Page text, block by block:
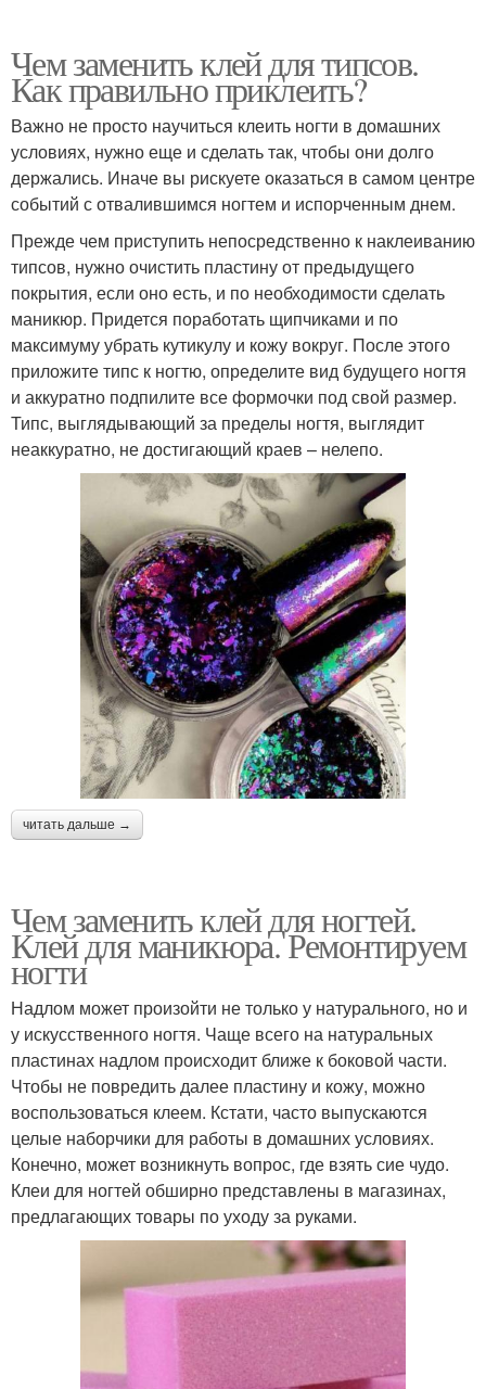
Чем заменить клей для типсов.
Как правильно приклеить?
Важно не просто научиться клеить ногти в домашних
условиях, нужно еще и сделать так, чтобы они долго
держались. Иначе вы рискуете оказаться в самом центре
событий с отвалившимся ногтем и испорченным днем.
Прежде чем приступить непосредственно к наклеиванию
типсов, нужно очистить пластину от предыдущего
покрытия, если оно есть, и по необходимости сделать
маникюр. Придется поработать щипчиками и по
максимуму убрать кутикулу и кожу вокруг. После этого
приложите типс к ногтю, определите вид будущего ногтя
и аккуратно подпилите все формочки под свой размер.
Типс, выглядывающий за пределы ногтя, выглядит
неаккуратно, не достигающий краев – нелепо.
читать дальше →
Чем заменить клей для ногтей.
Клей для маникюра. Ремонтируем
ногти
Надлом может произойти не только у натурального, но и
у искусственного ногтя. Чаще всего на натуральных
пластинах надлом происходит ближе к боковой части.
Чтобы не повредить далее пластину и кожу, можно
воспользоваться клеем. Кстати, часто выпускаются
целые наборчики для работы в домашних условиях.
Конечно, может возникнуть вопрос, где взять сие чудо.
Клеи для ногтей обширно представлены в магазинах,
предлагающих товары по уходу за руками.